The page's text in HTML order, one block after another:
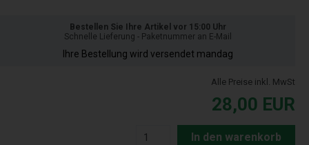
Bestellen Sie Ihre Artikel vor 15:00 Uhr
Schnelle Lieferung - Paketnummer an E-Mail
Ihre Bestellung wird versendet mandag
Alle Preise inkl. MwSt
28,00 EUR
In den warenkorb